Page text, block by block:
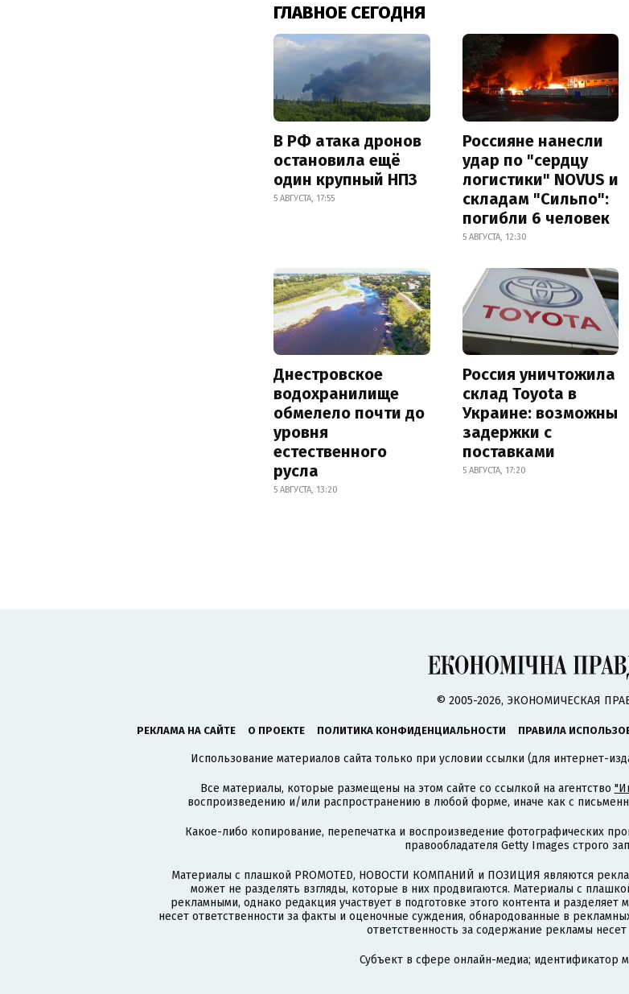
ГЛАВНОЕ СЕГОДНЯ
В РФ атака дронов
остановила ещё
один крупный НПЗ
5 АВГУСТА, 17:55
Россияне нанесли
удар по "сердцу
логистики" NOVUS и
складам "Сильпо":
погибли 6 человек
5 АВГУСТА, 12:30
Днестровское
водохранилище
обмелело почти до
уровня
естественного
русла
5 АВГУСТА, 13:20
Россия уничтожила
склад Toyota в
Украине: возможны
задержки с
поставками
5 АВГУСТА, 17:20
© 2005-2026, ЭКОНОМИЧЕСКАЯ
РЕКЛАМА НА САЙТЕ О ПРОЕКТЕ ПОЛИТИКА КОНФИДЕНЦИАЛЬНОСТИ ПРАВИЛА
Использование материалов сайта только при условии ссылки (для интернет-
Все материалы, которые размещены на этом сайте со ссылкой на агентство
воспроизведению и/или распространению в любой форме, иначе как с
Какое-либо копирование, перепечатка и воспроизведение фотографических
правообладателя Getty Images строго
Материалы с плашкой PROMOTED, НОВОСТИ КОМПАНИЙ и ПОЗИЦИЯ являются
может не разделять взгляды, которые в них продвигаются. Материалы с
рекламными, однако редакция участвует в подготовке этого контента и
несет ответственности за факты и оценочные суждения, обнародованные в
ответственность за содержание рекламы
Субъект в сфере онлайн-медиа; идентификатор